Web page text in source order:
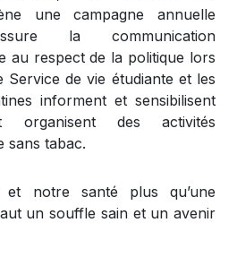
une campagne annuelle
la communication
au respect de la politique lors
Service de vie étudiante et les
informent et sensibilisent
organisent des activités
sans tabac.
notre santé plus qu’une
un souffle sain et un avenir